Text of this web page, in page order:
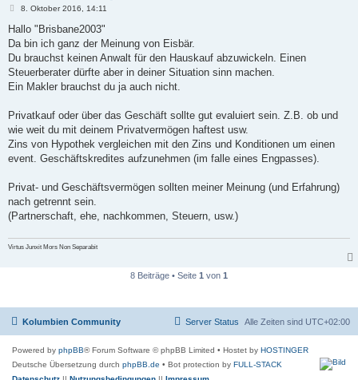
B
i
r
a
8. Oktober 2016, 14:11
Hallo "Brisbane2003"
Da bin ich ganz der Meinung von Eisbär.
Du brauchst keinen Anwalt für den Hauskauf abzuwickeln. Einen
Steuerberater dürfte aber in deiner Situation sinn machen.
Ein Makler brauchst du ja auch nicht.
Privatkauf oder über das Geschäft sollte gut evaluiert sein. Z.B. ob und
wie weit du mit deinem Privatvermögen haftest usw.
Zins von Hypothek vergleichen mit den Zins und Konditionen um einen
event. Geschäftskredites aufzunehmen (im falle eines Engpasses).
Privat- und Geschäftsvermögen sollten meiner Meinung (und Erfahrung)
nach getrennt sein.
(Partnerschaft, ehe, nachkommen, Steuern, usw.)
Virtus Junxit Mors Non Separabit
8 Beiträge • Seite 1 von 1
Kolumbien Community Alle Zeiten sind UTC+02:00
Server Status
Powered by phpBB® Forum Software © phpBB Limited • Hostet by HOSTINGER
Deutsche Übersetzung durch phpBB.de • Bot protection by FULL-STACK